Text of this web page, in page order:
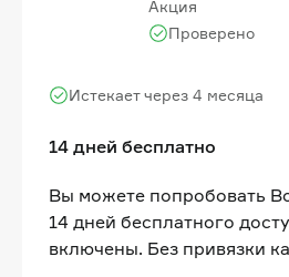
Акция
14 дней бесплатно
Истекает через 4 месяца
Проверено
Вы можете попробовать
14 дней бесплатного
включены. Без привязки